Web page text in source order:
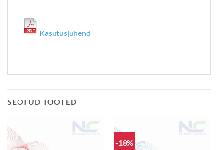
Kasutusjuhend
SEOTUD TOOTED
-18%